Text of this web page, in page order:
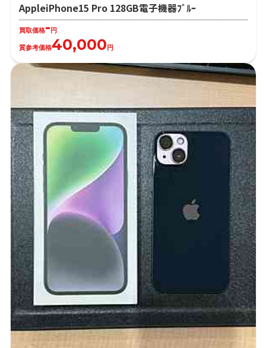
AppleiPhone15 Pro 128GB電子機器ﾌﾞﾙｰ
買取価格- 円
質参考価格40,000 円